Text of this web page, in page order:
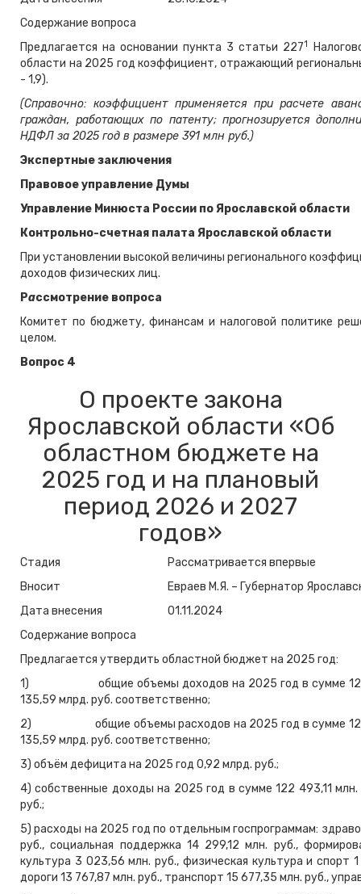
Содержание вопроса
Предлагается на основании пункта 3 статьи 2271
области на 2025 год коэффициент, отражающий
- 1,9).
(Справочно: коэффициент применяется при расчете
граждан, работающих по патенту; прогнозируется
НДФЛ за 2025 год в размере 391 млн руб.)
Экспертные заключения
Правовое управление Думы
Управление Минюста России по Ярославской области
Контрольно-счетная палата Ярославской области
При установлении высокой величины регионального
доходов физических лиц.
Рассмотрение вопроса
Комитет по бюджету, финансам и налоговой политике
целом.
Вопрос 4
О проекте закона
Ярославской области «Об
областном бюджете на
2025 год и на плановый
период 2026 и 2027
годов»
Стадия
Рассматривается впервые
Вносит
Евраев М.Я. – Губернатор
Дата внесения
01.11.2024
Содержание вопроса
Предлагается утвердить областной бюджет на 2025 год:
1) общие объемы доходов на 2025 год в сумме
135,59 млрд. руб. соответственно;
2) общие объемы расходов на 2025 год в сумме
135,59 млрд. руб. соответственно;
3) объём дефицита на 2025 год 0,92 млрд. руб.;
4) собственные доходы на 2025 год в сумме 122 493,11
руб.;
5) расходы на 2025 год по отдельным госпрограммам:
руб., социальная поддержка 14 299,12 млн. руб.,
культура 3 023,56 млн. руб., физическая культура и спорт
дороги 13 767,87 млн. руб., транспорт 15 677,35 млн. руб.,